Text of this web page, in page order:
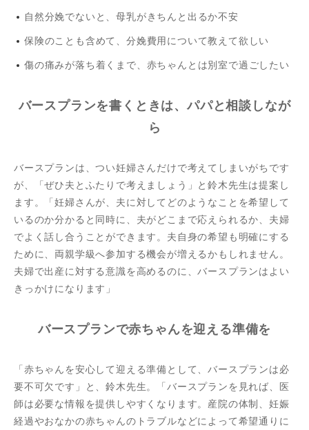
自然分娩でないと、母乳がきちんと出るか不安
保険のことも含めて、分娩費用について教えて欲しい
傷の痛みが落ち着くまで、赤ちゃんとは別室で過ごしたい
バースプランを書くときは、パパと相談しなが
ら
バースプランは、つい妊婦さんだけで考えてしまいがちです
が、「ぜひ夫とふたりで考えましょう」と鈴木先生は提案し
ます。「妊婦さんが、夫に対してどのようなことを希望して
いるのか分かると同時に、夫がどこまで応えられるか、夫婦
でよく話し合うことができます。夫自身の希望も明確にする
ために、両親学級へ参加する機会が増えるかもしれません。
夫婦で出産に対する意識を高めるのに、バースプランはよい
きっかけになります」
バースプランで赤ちゃんを迎える準備を
「赤ちゃんを安心して迎える準備として、バースプランは必
要不可欠です」と、鈴木先生。「バースプランを見れば、医
師は必要な情報を提供しやすくなります。産院の体制、妊娠
経過やおなかの赤ちゃんのトラブルなどによって希望通りに